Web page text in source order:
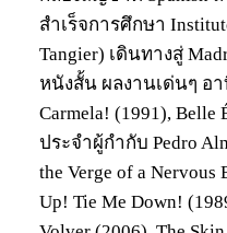
สำเร็จการศึกษา
Tangier) เดินทางสู่
หนังสั้น ผลงานเด่นๆ อา
Carmela! (1991), Belle
ประจำผู้กำกับ Pedro
the Verge of a Nervous
Up! Tie Me Down!